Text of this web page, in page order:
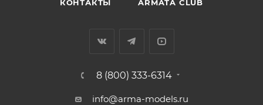
КОНТАКТЫ ARMATA CLUB
8 (800) 333-6314
info@arma-models.ru